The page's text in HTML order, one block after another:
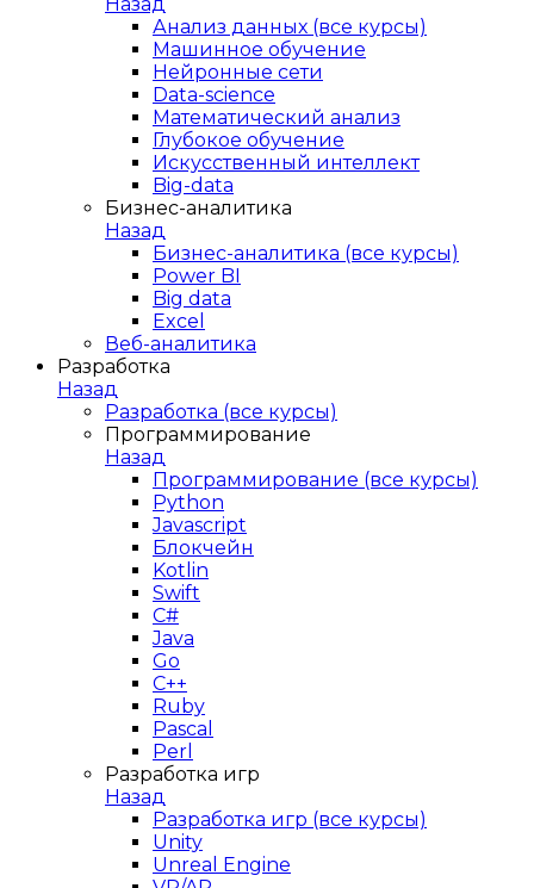
Анализ данных (все курсы)
Машинное обучение
Нейронные сети
Data-science
Математический анализ
Глубокое обучение
Искусственный интеллект
Big-data
Бизнес-аналитика
Назад
Бизнес-аналитика (все курсы)
Power BI
Big data
Excel
Веб-аналитика
Разработка
Назад
Разработка (все курсы)
Программирование
Назад
Программирование (все курсы)
Python
Javascript
Блокчейн
Kotlin
Swift
C#
Java
Go
C++
Ruby
Pascal
Perl
Разработка игр
Назад
Разработка игр (все курсы)
Unity
Unreal Engine